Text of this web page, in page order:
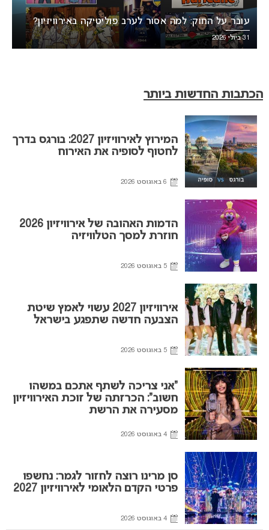
עובר על החוק: למה אסור לערב פוליטיקה באירוויזיון?
31 ביולי 2026
הכתבות החדשות ביותר
המירוץ לאירוויזיון 2027: בורגס בדרך
לחטוף לסופיה את האירוח
6 באוגוסט 2026
הדמות האהובה של אירוויזיון 2026
חוזרת למסך הטלוויזיה
5 באוגוסט 2026
אירוויזיון 2027 עשוי לאמץ שיטת
הצבעה חדשה שתפגע בישראל
5 באוגוסט 2026
“אני צריכה לשתף אתכם במשהו
חשוב”: הכרזתה של זוכת האירוויזיון
מסעירה את הרשת
4 באוגוסט 2026
סן מרינו רוצה לחזור לגמר: נחשפו
פרטי הקדם הלאומי לאירוויזיון 2027
4 באוגוסט 2026